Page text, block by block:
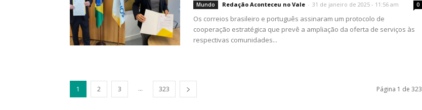
Mundo Redação Aconteceu no Vale - 31 de janeiro de 2025 - 11:56 am 0
Os correios brasileiro e português assinaram um protocolo de
cooperação estratégica que prevê a ampliação da oferta de serviços às
respectivas comunidades...
1 2 3 ... 323 Página 1 de 323